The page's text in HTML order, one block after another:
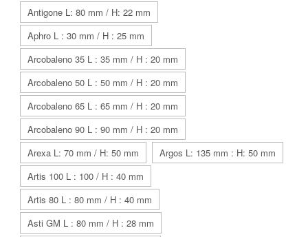
Antigone L: 80 mm / H: 22 mm
Aphro L : 30 mm / H : 25 mm
Arcobaleno 35 L : 35 mm / H : 20 mm
Arcobaleno 50 L : 50 mm / H : 20 mm
Arcobaleno 65 L : 65 mm / H : 20 mm
Arcobaleno 90 L : 90 mm / H : 20 mm
Arexa L: 70 mm / H: 50 mm
Argos L: 135 mm : H: 50 mm
Artis 100 L : 100 / H : 40 mm
Artis 80 L : 80 mm / H : 40 mm
Asti GM L : 80 mm / H : 28 mm